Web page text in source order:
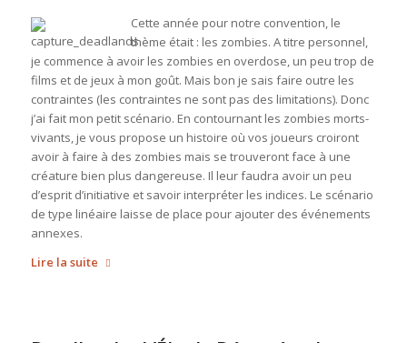
Cette année pour notre convention, le
thème était : les zombies. A titre personnel,
je commence à avoir les zombies en overdose, un peu trop de
films et de jeux à mon goût. Mais bon je sais faire outre les
contraintes (les contraintes ne sont pas des limitations). Donc
j’ai fait mon petit scénario. En contournant les zombies morts-
vivants, je vous propose un histoire où vos joueurs croiront
avoir à faire à des zombies mais se trouveront face à une
créature bien plus dangereuse. Il leur faudra avoir un peu
d’esprit d’initiative et savoir interpréter les indices. Le scénario
de type linéaire laisse de place pour ajouter des événements
annexes.
Lire la suite